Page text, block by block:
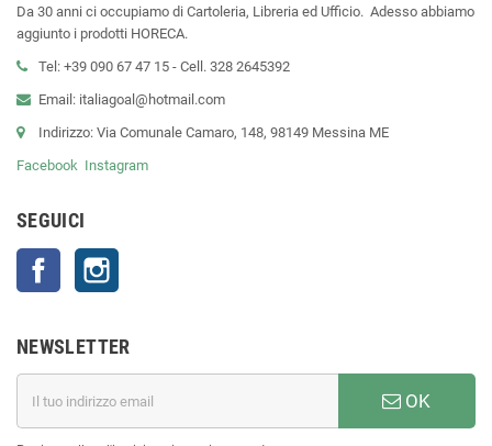
Da 30 anni ci occupiamo di Cartoleria, Libreria ed Ufficio. Adesso abbiamo
aggiunto i prodotti HORECA.
Tel: +39 090 67 47 15 - Cell. 328 2645392
Email: italiagoal@hotmail.com
Indirizzo: Via Comunale Camaro, 148, 98149 Messina ME
Facebook Instagram
SEGUICI
Facebook
NEWSLETTER
OK